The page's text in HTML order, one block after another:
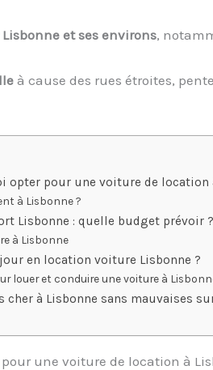
et ses environs,
à cause des rues étroites,
opter pour une voiture de location
à Lisbonne ?
Lisbonne : quelle budget prévoir ?
à Lisbonne
en location voiture Lisbonne ?
louer et conduire une voiture à
à Lisbonne sans mauvaises
une voiture de location à